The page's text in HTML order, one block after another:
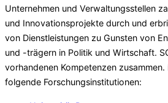
Unternehmen und Verwaltungsstellen
und Innovationsprojekte durch und
von Dienstleistungen zu Gunsten von
und -trägern in Politik und Wirtschaft.
vorhandenen Kompetenzen
folgende Forschungsinstitutionen: